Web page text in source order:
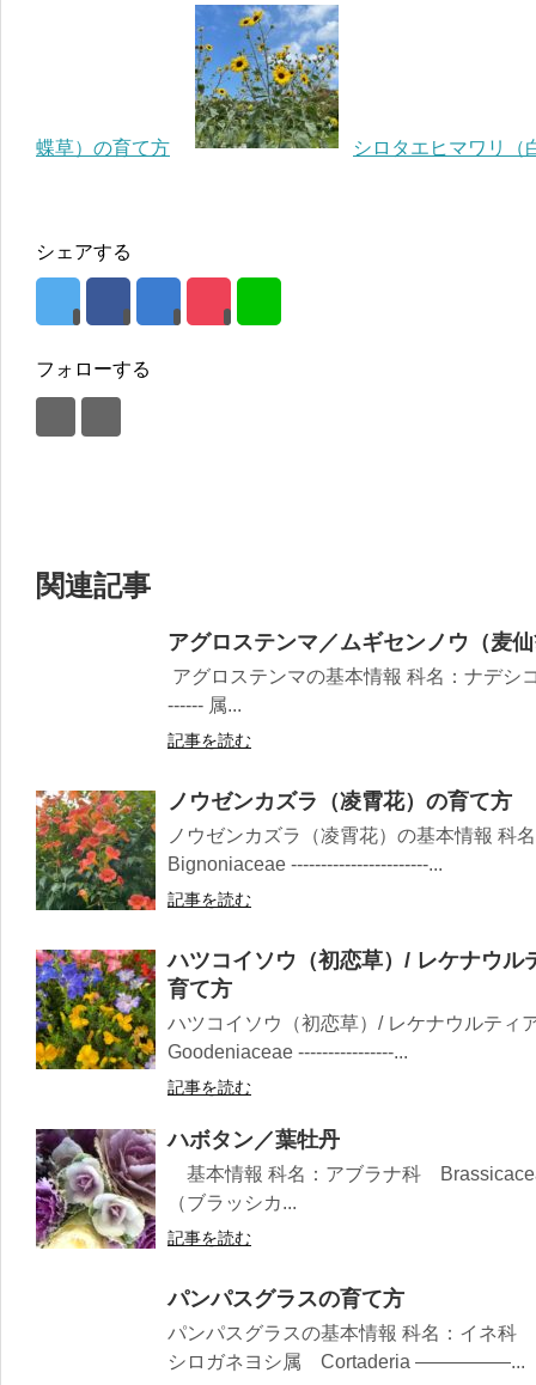
蝶草）の育て方 シロタエヒマワリ（
シェアする
フォローする
関連記事
アグロステンマ／ムギセンノウ（麦
アグロステンマの基本情報 科名：ナデ
------ 属...
記事を読む
ノウゼンカズラ（凌霄花）の育て方
ノウゼンカズラ（凌霄花）の基本情報
Bignoniaceae -----------------------...
記事を読む
ハツコイソウ（初恋草）/ レケナウル
育て方
ハツコイソウ（初恋草）/ レケナウルテ
Goodeniaceae ----------------...
記事を読む
ハボタン／葉牡丹
基本情報 科名：アブラナ科
（ブラッシカ...
記事を読む
パンパスグラスの育て方
パンパスグラスの基本情報 科名：イ
シロガネヨシ属 Cortaderia —————...